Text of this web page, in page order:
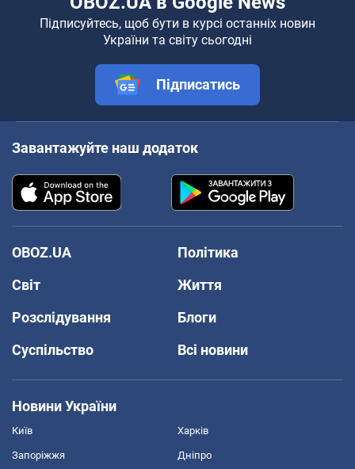
Підписуйтесь, щоб бути в курсі останніх новин
України та світу сьогодні
Підписатись
Завантажуйте наш додаток
OBOZ.UA
Політика
Світ
Життя
Розслідування
Блоги
Суспільство
Всі новини
Новини України
Київ Харків
Запоріжжя Дніпро